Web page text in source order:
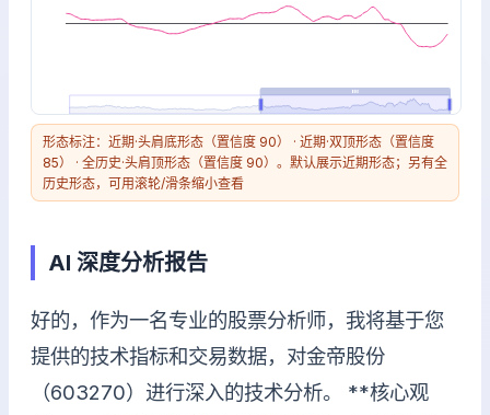
形态标注：近期·头肩底形态（置信度 90） · 近期·双顶形态（置信度
85） · 全历史·头肩顶形态（置信度 90）。默认展示近期形态；另有全
历史形态，可用滚轮/滑条缩小查看
AI 深度分析报告
好的，作为一名专业的股票分析师，我将基于您
提供的技术指标和交易数据，对金帝股份
（603270）进行深入的技术分析。 **核心观